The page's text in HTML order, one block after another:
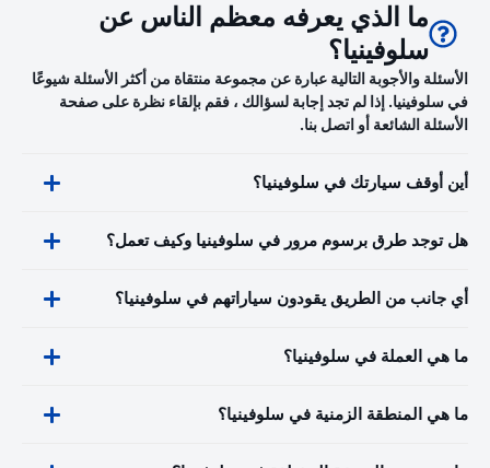
ما الذي يعرفه معظم الناس عن
سلوفينيا؟
الأسئلة والأجوبة التالية عبارة عن مجموعة منتقاة من أكثر الأسئلة شيوعًا
في سلوفينيا. إذا لم تجد إجابة لسؤالك ، فقم بإلقاء نظرة على صفحة
الأسئلة الشائعة أو اتصل بنا.
أين أوقف سيارتك في سلوفينيا؟
هل توجد طرق برسوم مرور في سلوفينيا وكيف تعمل؟
أي جانب من الطريق يقودون سياراتهم في سلوفينيا؟
ما هي العملة في سلوفينيا؟
ما هي المنطقة الزمنية في سلوفينيا؟